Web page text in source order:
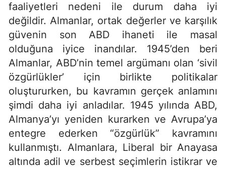
faaliyetleri nedeni ile durum daha iyi
değildir. Almanlar, ortak değerler ve karşılık
güvenin son ABD ihaneti ile masal
olduğuna iyice inandılar. 1945’den beri
Almanlar, ABD’nin temel argümanı olan ‘sivil
özgürlükler’ için birlikte politikalar
oluştururken, bu kavramın gerçek anlamını
şimdi daha iyi anladılar. 1945 yılında ABD,
Almanya’yı yeniden kurarken ve Avrupa’ya
entegre ederken “özgürlük” kavramını
kullanmıştı. Almanlara, Liberal bir Anayasa
altında adil ve serbest seçimlerin istikrar ve